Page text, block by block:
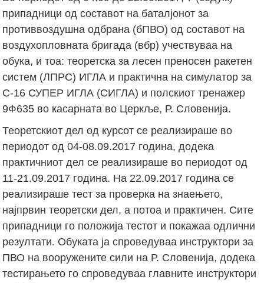
припадници од составот на баталјонот за
противвоздушна одбрана (бПВО) од составот на
воздухопловната бригада (вбр) учествуваа на
обука, и тоа: теоретска за лесен преносен ракетен
систем (ЛПРС) ИГЛА и практична на симулатор за
С-16 СУПЕР ИГЛА (СИГЛА) и полскиот тренажер
9Ф635 во касарната во Церкље, Р. Словенија.
Теоретскиот дел од курсот се реализираше во
периодот од 04-08.09.2017 година, додека
практичниот дел се реализираше во периодот од
11-21.09.2017 година. На 22.09.2017 година се
реализираше тест за проверка на знаењето,
најпрвин теоретски дел, а потоа и практичен. Сите
припадници го положија тестот и покажаа одлични
резултати. Обуката ја спроведуваа инструктори за
ПВО на вооружените сили на Р. Словенија, додека
тестирањето го спроведуваа главните инструктори